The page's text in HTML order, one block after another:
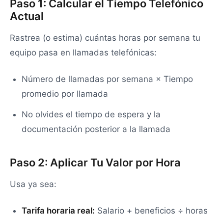
Paso 1: Calcular el Tiempo Telefónico
Actual
Rastrea (o estima) cuántas horas por semana tu
equipo pasa en llamadas telefónicas:
Número de llamadas por semana × Tiempo
promedio por llamada
No olvides el tiempo de espera y la
documentación posterior a la llamada
Paso 2: Aplicar Tu Valor por Hora
Usa ya sea:
Tarifa horaria real: Salario + beneficios ÷ horas